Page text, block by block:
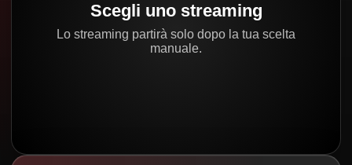
Scegli uno streaming
Lo streaming partirà solo dopo la tua scelta
manuale.